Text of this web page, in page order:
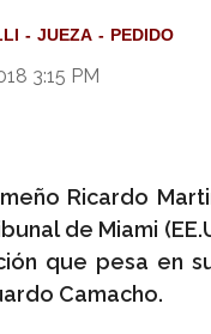
JUEZA PEDIDO
3:15 PM
Ricardo
de Miami
que pesa en
Camacho.